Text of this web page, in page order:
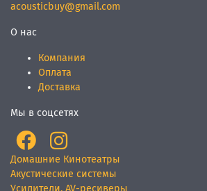
acousticbuy@gmail.com
О нас
Компания
Оплата
Доставка
Мы в соцсетях
Домашние Кинотеатры
Акустические системы
Усилители, AV-ресиверы